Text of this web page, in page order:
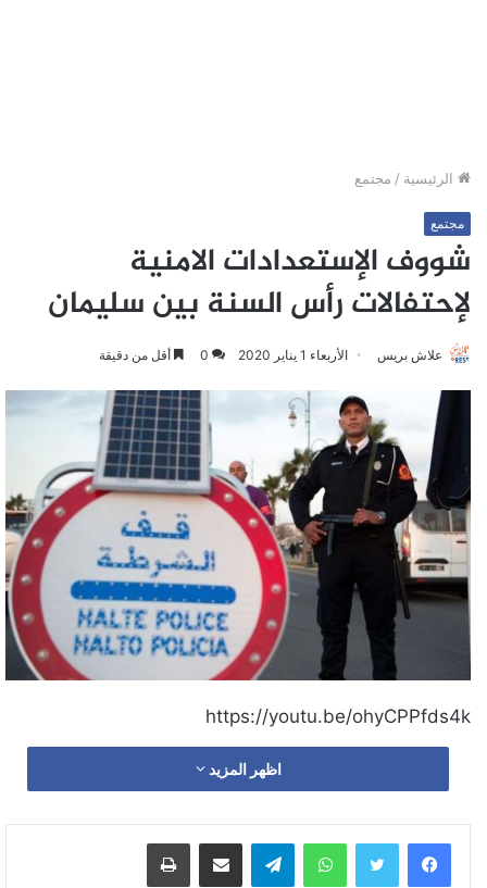
الرئيسية / مجتمع
مجتمع
شووف الإستعدادات الامنية
لإحتفالات رأس السنة بين سليمان
علاش بريس الأربعاء 1 يناير 2020 0 أقل من دقيقة
https://youtu.be/ohyCPPfds4k
اظهر المزيد
واتساب تيلقرام مشاركة عبر البريد طباعة